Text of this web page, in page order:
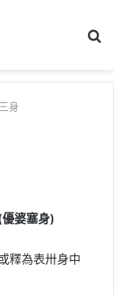
身
婆塞身)
釋為表卅身中